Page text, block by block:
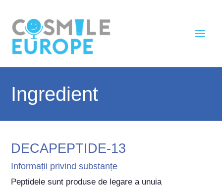
Ingredient
DECAPEPTIDE-13
Informații privind substanțe
Peptidele sunt produse de legare a unuia